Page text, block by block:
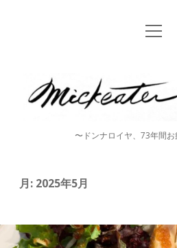
Home
open
mickeater
が
ま
〜ドンナロイヤ、73年間
月: 2025年5月